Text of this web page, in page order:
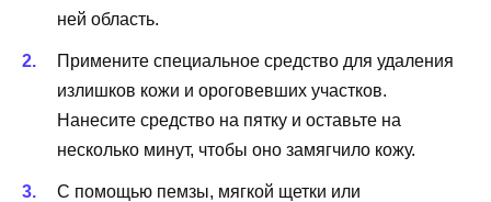
ней область.
Примените специальное средство для удаления
излишков кожи и ороговевших участков.
Нанесите средство на пятку и оставьте на
несколько минут, чтобы оно замягчило кожу.
С помощью пемзы, мягкой щетки или